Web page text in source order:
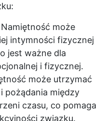
Namiętność może
intymności fizycznej
jest ważne dla
i fizycznej.
może utrzymać
pożądania między
czasu, co pomaga
związku.